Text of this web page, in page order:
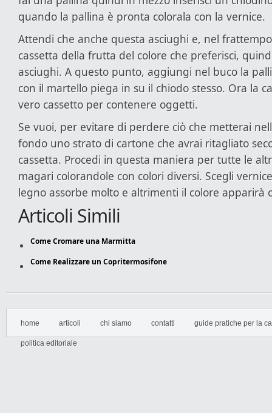
quando la pallina è pronta colorala con la vernice.
Attendi che anche questa asciughi e, nel
cassetta della frutta del colore che preferisci,
asciughi. A questo punto, aggiungi nel buco la
con il martello piega in su il chiodo stesso. Ora la
vero cassetto per contenere oggetti.
Se vuoi, per evitare di perdere ciò che metterai
fondo uno strato di cartone che avrai ritagliato
cassetta. Procedi in questa maniera per tutte le
magari colorandole con colori diversi. Scegli
legno assorbe molto e altrimenti il colore apparirà
Articoli Simili
Come Cromare una Marmitta
Come Realizzare un Copritermosifone
home articoli chi siamo contatti guide pratiche per la
politica editoriale